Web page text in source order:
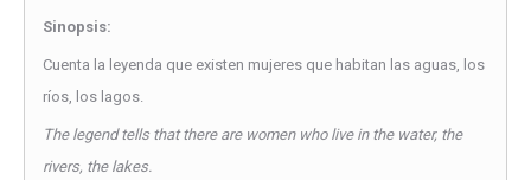
Sinopsis:
Cuenta la leyenda que existen mujeres que habitan las aguas, los
ríos, los lagos.
The legend tells that there are women who live in the water, the
rivers, the lakes.